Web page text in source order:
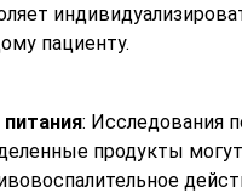
пациенту.
: Исследования
продукты